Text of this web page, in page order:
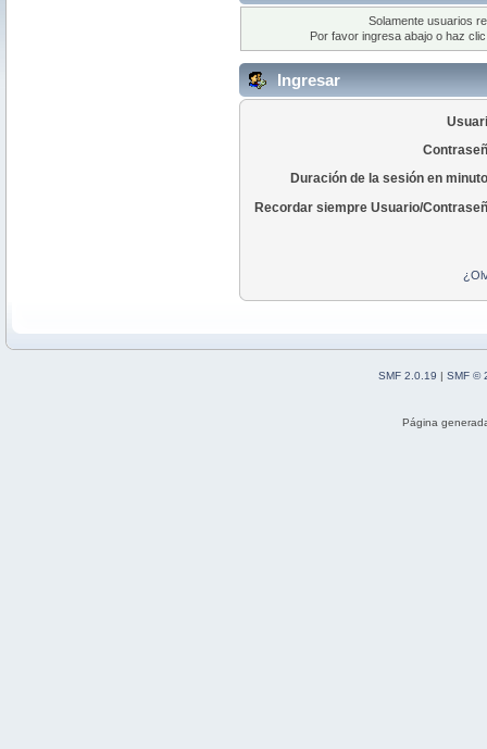
Solamente usuarios
Por favor ingresa abajo o haz
Ingresar
Duración de la sesión en
Recordar siempre Usuario/
SMF 2.0.19 | SMF ©
Página